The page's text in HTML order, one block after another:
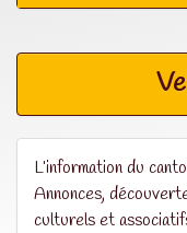
L’information du
Annonces,
culturels et